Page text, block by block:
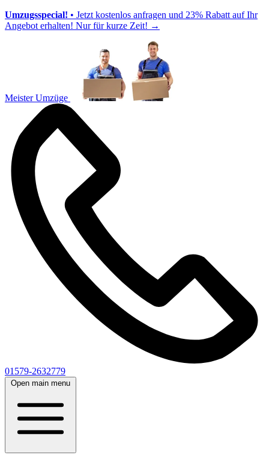
Umzugsspecial! • Jetzt kostenlos anfragen und 23% Rabatt auf Ihr
Angebot erhalten! Nur für kurze Zeit! →
Meister Umzüge
01579-2632779
Open main menu